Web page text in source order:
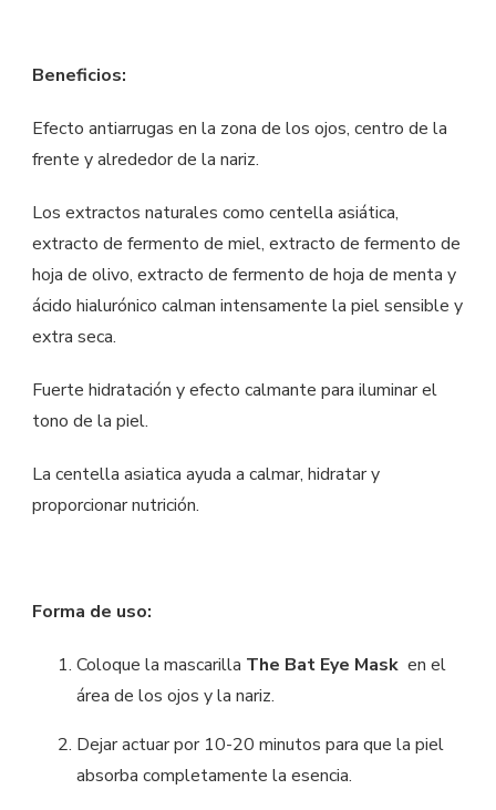
Beneficios:
Efecto antiarrugas en la zona de los ojos, centro de la
frente y alrededor de la nariz.
Los extractos naturales como centella asiática,
extracto de fermento de miel, extracto de fermento de
hoja de olivo, extracto de fermento de hoja de menta y
ácido hialurónico calman intensamente la piel sensible y
extra seca.
Fuerte hidratación y efecto calmante para iluminar el
tono de la piel.
La centella asiatica ayuda a calmar, hidratar y
proporcionar nutrición.
Forma de uso:
Coloque la mascarilla The Bat Eye Mask en el
área de los ojos y la nariz.
Dejar actuar por 10-20 minutos para que la piel
absorba completamente la esencia.